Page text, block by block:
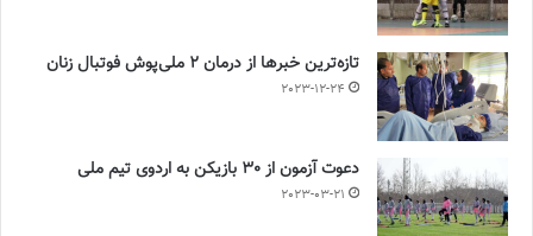
تازه‌ترین خبرها از درمان ۲ ملی‌پوش فوتبال زنان
2023-12-24
دعوت آزمون از 30 بازیکن به اردوی تیم ملی
2023-03-21